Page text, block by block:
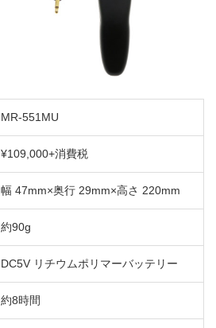
MR-551MU
¥109,000+消費税
幅 47mm×奥行 29mm×高さ 220mm
約90g
DC5V リチウムポリマーバッテリー
約8時間